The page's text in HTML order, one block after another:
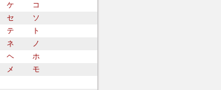
ケ
コ
セ
ソ
テ
ト
ネ
ノ
ヘ
ホ
メ
モ